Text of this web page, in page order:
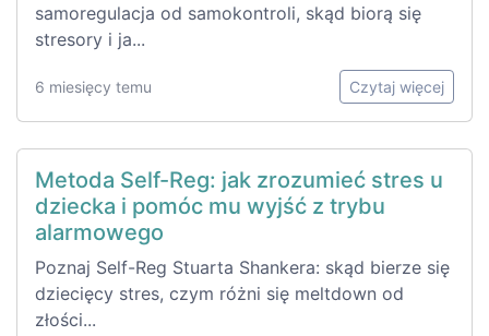
samoregulacja od samokontroli, skąd biorą się
stresory i ja...
6 miesięcy temu Czytaj więcej
Metoda Self-Reg: jak zrozumieć stres u
dziecka i pomóc mu wyjść z trybu
alarmowego
Poznaj Self-Reg Stuarta Shankera: skąd bierze się
dziecięcy stres, czym różni się meltdown od
złości...